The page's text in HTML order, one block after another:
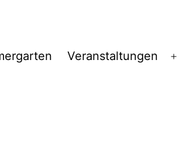
Veranstaltungen